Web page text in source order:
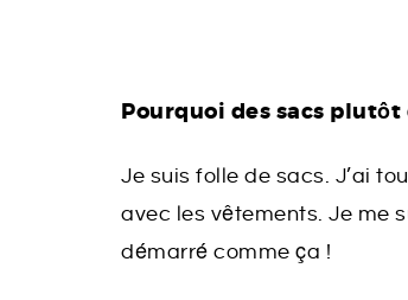
Pourquoi des sacs plutôt
Je suis folle de sacs. J’ai
avec les vêtements. Je me
démarré comme ça !